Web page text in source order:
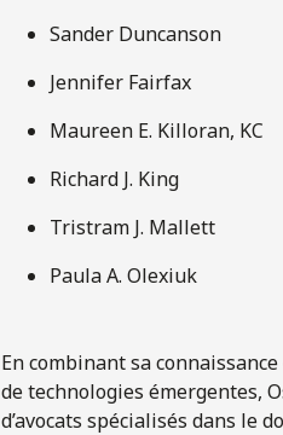
Sander Duncanson
Jennifer Fairfax
Maureen E. Killoran, KC
Richard J. King
Tristram J. Mallett
Paula A. Olexiuk
En combinant sa
de technologies émergentes,
d’avocats spécialisés dans le